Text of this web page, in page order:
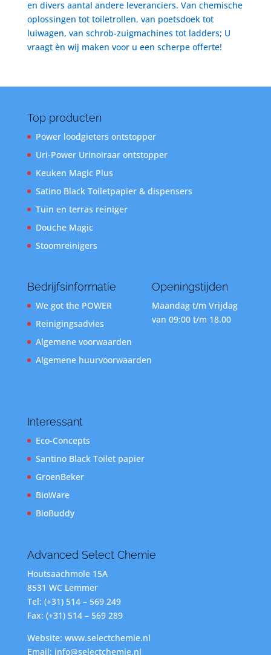
en divers aantal andere leveranciers. Van chemische
oplossingen tot toiletrollen, van poetsdoek tot
luiwagen, van schrob-zuigmachines tot ladders; U
vraagt èn wij maken voor u een scherpe offerte!
Top producten
Power loodgieters ontstopper
Uri-Power Urinoiraar ontstopper
Keuken Magic Plus
Satino Black Toiletpapier & dispensers
Tuin en terras reiniger
Douche Magic
Stoomreinigers
Bedrijfsinformatie
We got the POWER
Reinigingsadvies
Algemene voorwaarden
Algemene huurvoorwaarden
Openingstijden
Maandag t/m Vrijdag
van 09:00 t/m 18.00
Interessant
Eco-Concepts
Santino Black Toilet papier
GroenBeker
BioWare
BioBuddy
Advanced Select Chemie
Houtsaachmole 15A
8531 WC Lemmer
Tel: (+31) 514 – 569 249
Fax: (+31) 514 – 569 289
Website: www.selectchemie.nl
Email: info@selectchemie.nl